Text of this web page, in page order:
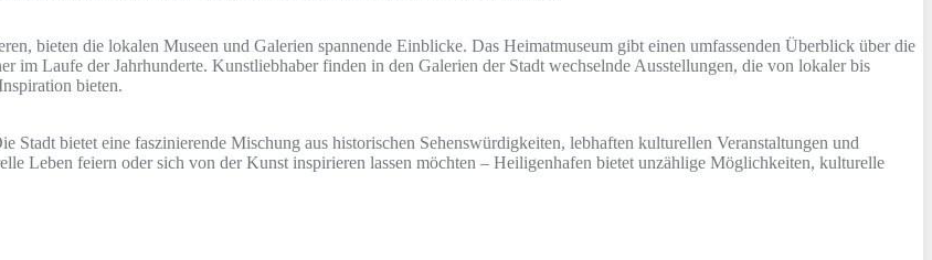
bieten die lokalen Museen und Galerien spannende Einblicke. Das Heimatmuseum gibt einen umfassenden Überblick über die
im Laufe der Jahrhunderte. Kunstliebhaber finden in den Galerien der Stadt wechselnde Ausstellungen, die von lokaler bis
bieten.
bietet eine faszinierende Mischung aus historischen Sehenswürdigkeiten, lebhaften kulturellen Veranstaltungen und
Leben feiern oder sich von der Kunst inspirieren lassen möchten – Heiligenhafen bietet unzählige Möglichkeiten, kulturelle